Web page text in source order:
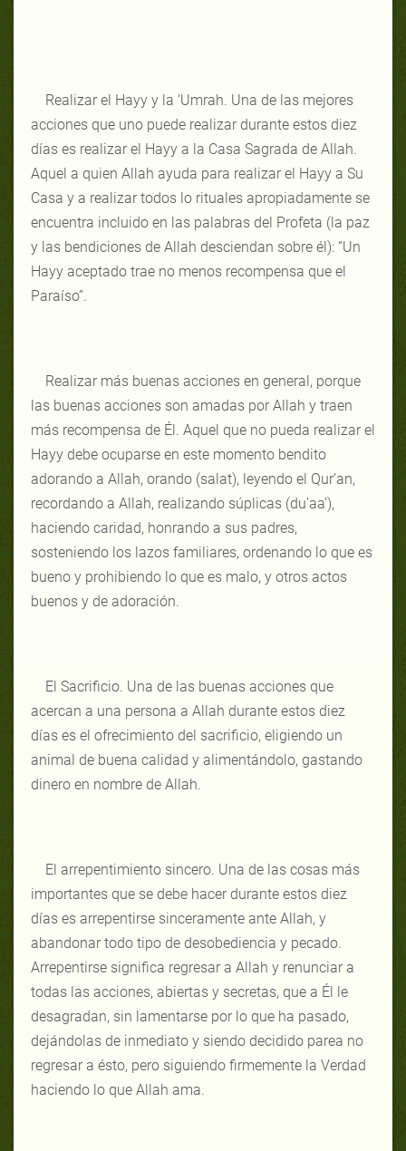
Realizar el Hayy y la ‘Umrah. Una de las mejores
acciones que uno puede realizar durante estos diez
días es realizar el Hayy a la Casa Sagrada de Allah.
Aquel a quien Allah ayuda para realizar el Hayy a Su
Casa y a realizar todos lo rituales apropiadamente se
encuentra incluido en las palabras del Profeta (la paz
y las bendiciones de Allah desciendan sobre él): “Un
Hayy aceptado trae no menos recompensa que el
Paraíso”.
Realizar más buenas acciones en general, porque
las buenas acciones son amadas por Allah y traen
más recompensa de Él. Aquel que no pueda realizar el
Hayy debe ocuparse en este momento bendito
adorando a Allah, orando (salat), leyendo el Qur’an,
recordando a Allah, realizando súplicas (du’aa’),
haciendo caridad, honrando a sus padres,
sosteniendo los lazos familiares, ordenando lo que es
bueno y prohibiendo lo que es malo, y otros actos
buenos y de adoración.
El Sacrificio. Una de las buenas acciones que
acercan a una persona a Allah durante estos diez
días es el ofrecimiento del sacrificio, eligiendo un
animal de buena calidad y alimentándolo, gastando
dinero en nombre de Allah.
El arrepentimiento sincero. Una de las cosas más
importantes que se debe hacer durante estos diez
días es arrepentirse sinceramente ante Allah, y
abandonar todo tipo de desobediencia y pecado.
Arrepentirse significa regresar a Allah y renunciar a
todas las acciones, abiertas y secretas, que a Él le
desagradan, sin lamentarse por lo que ha pasado,
dejándolas de inmediato y siendo decidido parea no
regresar a ésto, pero siguiendo firmemente la Verdad
haciendo lo que Allah ama.